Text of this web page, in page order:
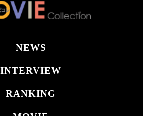
NEWS
INTERVIEW
RANKING